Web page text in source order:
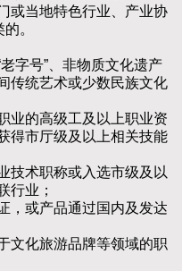
当地特色行业、产业协
。
号”、非物质文化遗产
传统艺术或少数民族文化
的高级工及以上职业资
得市厅级及以上相关技能
术职称或入选市级及以
行业；
或产品通过国内及发达
化旅游品牌等领域的职